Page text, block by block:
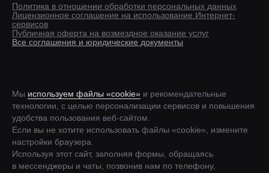
Политика в отношении обработки персональных данных
Лицензионное соглашение на использование Интернет-
сервисов
Публичная оферта на возмездное оказание услуг
Все соглашения и юридические документы
Мы используем файлы «cookie» и рекомендательные
технологии, с целью персонализации сервисов и повышения
удобства пользования веб-сайтом.
Если вы не хотите использовать файлы «cookie», измените
настройки браузера.
Используя этот сайт, заполняя формы, обращаясь
в мессенджеры и чаты, позвонив нам по телефону,